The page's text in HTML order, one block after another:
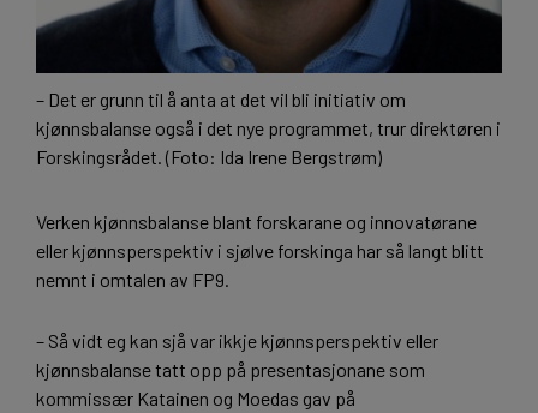
– Det er grunn til å anta at det vil bli initiativ om
kjønnsbalanse også i det nye programmet, trur direktøren i
Forskingsrådet. (Foto: Ida Irene Bergstrøm)
Verken kjønnsbalanse blant forskarane og innovatørane
eller kjønnsperspektiv i sjølve forskinga har så langt blitt
nemnt i omtalen av FP9.
– Så vidt eg kan sjå var ikkje kjønnsperspektiv eller
kjønnsbalanse tatt opp på presentasjonane som
kommissær Katainen og Moedas gav på